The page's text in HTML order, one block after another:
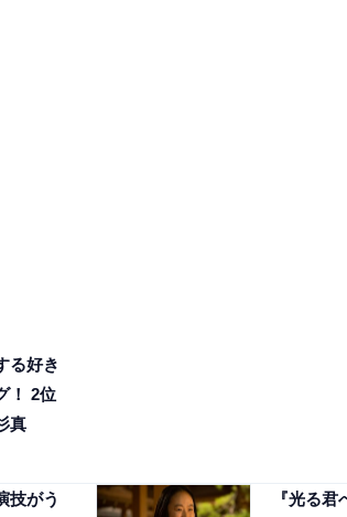
る好き
！ 2位
真
技がう
『光る